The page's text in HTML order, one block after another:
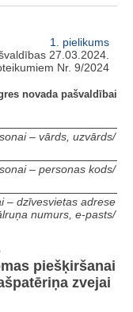
1. pielikums
27.03.2024.
Nr. 9/2024
novada pašvaldībai
– vārds, uzvārds/
– personas kods/
– dzīvesvietas adrese
numurs, e-pasts/
piešķiršanai
zvejai